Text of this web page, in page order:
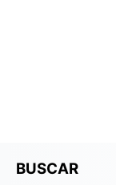
BUSCAR